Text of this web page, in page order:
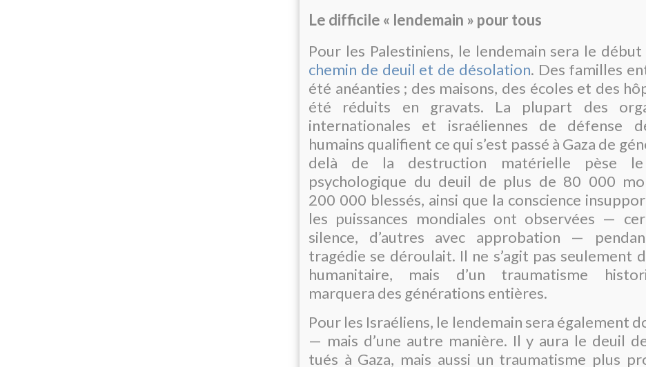
Le difficile « lendemain » pour tous
Pour les Palestiniens, le lendemain sera le début
chemin de deuil et de désolation. Des familles
été anéanties ; des maisons, des écoles et des
été réduits en gravats. La plupart des
internationales et israéliennes de défense
humains qualifient ce qui s’est passé à Gaza de
delà de la destruction matérielle pèse le
psychologique du deuil de plus de 80 000
200 000 blessés, ainsi que la conscience
les puissances mondiales ont observées —
silence, d’autres avec approbation —
tragédie se déroulait. Il ne s’agit pas seulement
humanitaire, mais d’un traumatisme
marquera des générations entières.
Pour les Israéliens, le lendemain sera également
— mais d’une autre manière. Il y aura le deuil
tués à Gaza, mais aussi un traumatisme plus